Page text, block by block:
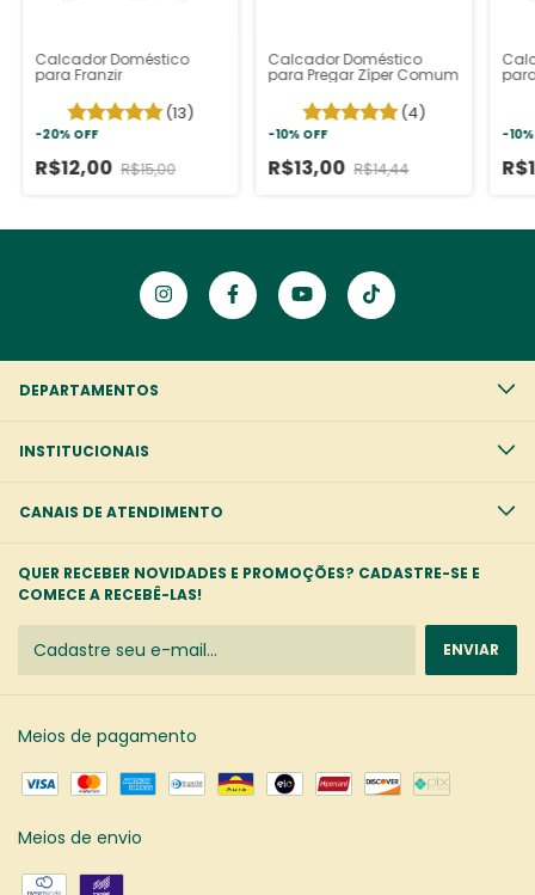
Calcador Doméstico
para Franzir
(13)
-20% OFF
R$12,00 R$15,00
Calcador Doméstico
para Pregar Zíper Comum
(4)
-10% OFF
R$13,00 R$14,44
-10
DEPARTAMENTOS
INSTITUCIONAIS
CANAIS DE ATENDIMENTO
QUER RECEBER NOVIDADES E PROMOÇÕES? CADASTRE-SE E
COMECE A RECEBÊ-LAS!
Meios de pagamento
Meios de envio